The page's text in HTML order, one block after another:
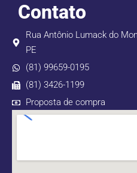
Contato
Rua Antônio Lumack do
PE
(81) 99659-0195
(81) 3426-1199
Proposta de compra